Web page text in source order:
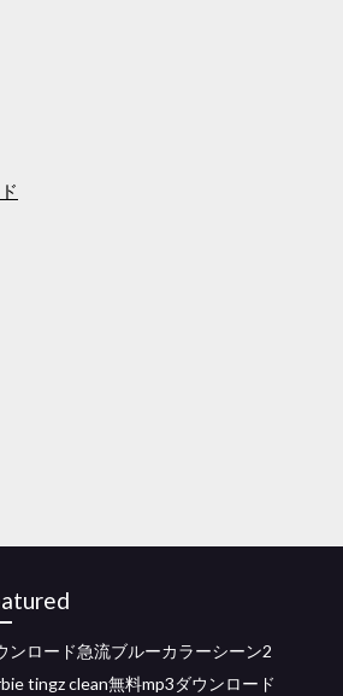
ンロード急流ブルーカラーシーン2
tingz clean無料mp3ダウンロード